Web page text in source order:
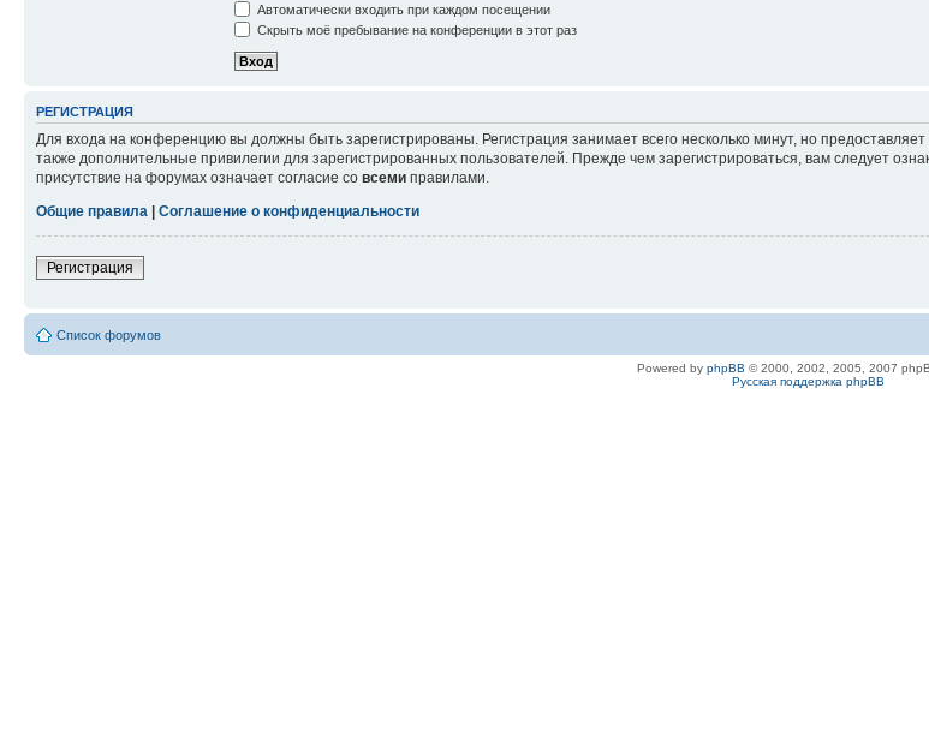
Автоматически входить при каждом посещении
Скрыть моё пребывание на конференции в этот раз
РЕГИСТРАЦИЯ
Для входа на конференцию вы должны быть зарегистрированы. Регистрация занимает всего несколько минут, но
также дополнительные привилегии для зарегистрированных пользователей. Прежде чем зарегистрироваться, вам следует
присутствие на форумах означает согласие со всеми правилами.
Общие правила
Соглашение о конфиденциальности
Регистрация
Список форумов
Powered by phpBB © 2000, 2002, 2005, 2007
Русская поддержка phpBB